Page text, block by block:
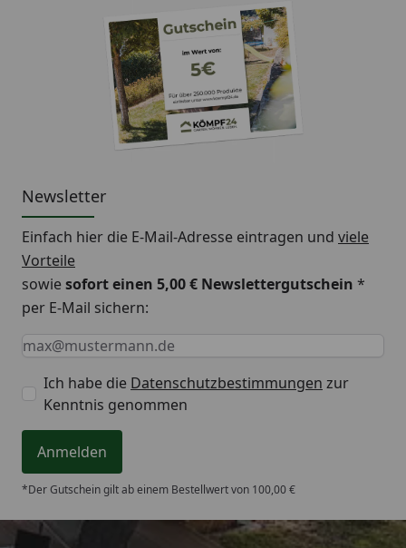
Optionales Zubehör:
BM Zaunserie Fehmarn verschiedene Elemente
l finden Sie imZubehör Reiter
Wissenswertes:
...ist eine sehr
um Zäune geht: Auf der Nordhalbkugel zählen
Fichten zu den wichtigsten forstwirtschaftlich
genutzten Baumarten. Das Holz der Fichte ist sehr
robustundwiderstandsfähig
abzugrenzen und zu schützen.
Newsletter
Einfach hier die E-Mail-Adresse eintragen und viele
Vorteile
sowiesofort einen 5,00 € Newslettergutschein *
per E-Mail sichern:
Keine Eingabe erforderlich
Eingabe erforderlich
E-Mail *
Ich habe die Datenschutzbestimmungen zur
Kenntnis genommen
Anmelden
*Der Gutschein gilt ab einem Bestellwert von 100,00 €